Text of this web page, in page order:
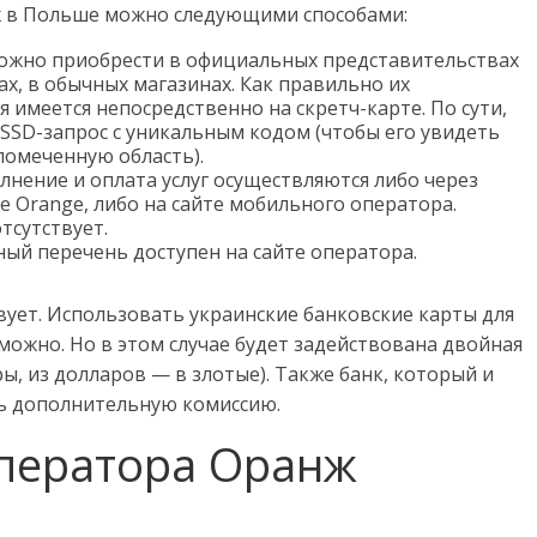
в Польше можно следующими способами:
приобрести в официальных представительствах
в обычных магазинах. Как правильно их
непосредственно на скретч-карте. По сути,
запрос с уникальным кодом (чтобы его увидеть
область).
и оплата услуг осуществляются либо через
либо на сайте мобильного оператора.
перечень доступен на сайте оператора.
Использовать украинские банковские карты для
Но в этом случае будет задействована двойная
из долларов — в злотые). Также банк, который и
дополнительную комиссию.
Оранж